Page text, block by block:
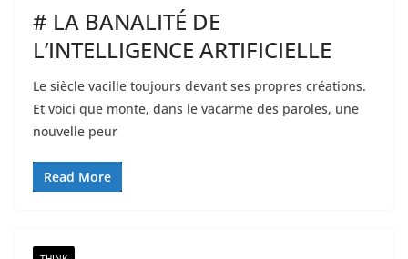
# LA BANALITÉ DE
L’INTELLIGENCE ARTIFICIELLE
Le siècle vacille toujours devant ses propres créations.
Et voici que monte, dans le vacarme des paroles, une
nouvelle peur
Read More